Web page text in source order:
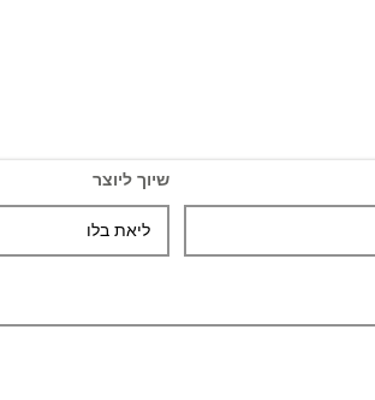
שיוך ליוצר